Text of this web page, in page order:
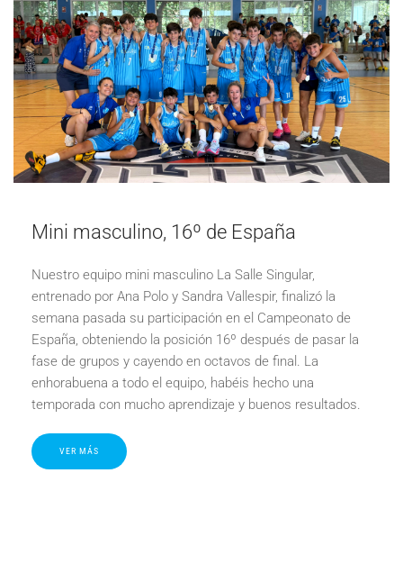
Mini masculino, 16º de España
Nuestro equipo mini masculino La Salle Singular,
entrenado por Ana Polo y Sandra Vallespir, finalizó la
semana pasada su participación en el Campeonato de
España, obteniendo la posición 16º después de pasar la
fase de grupos y cayendo en octavos de final. La
enhorabuena a todo el equipo, habéis hecho una
temporada con mucho aprendizaje y buenos resultados.
VER MÁS